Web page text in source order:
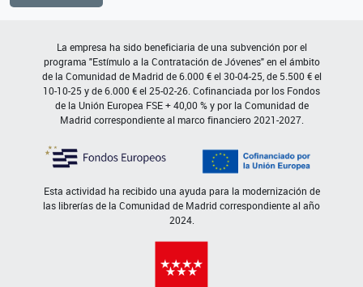
La empresa ha sido beneficiaria de una subvención por el
programa "Estímulo a la Contratación de Jóvenes" en el ámbito
de la Comunidad de Madrid de 6.000 € el 30-04-25, de 5.500 € el
10-10-25 y de 6.000 € el 25-02-26. Cofinanciada por los Fondos
de la Unión Europea FSE + 40,00 % y por la Comunidad de
Madrid correspondiente al marco financiero 2021-2027.
Esta actividad ha recibido una ayuda para la modernización de
las librerías de la Comunidad de Madrid correspondiente al año
2024.